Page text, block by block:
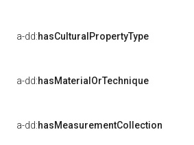
a-dd:hasCulturalPropertyType
a-dd:hasMaterialOrTechnique
a-dd:hasMeasurementCollection